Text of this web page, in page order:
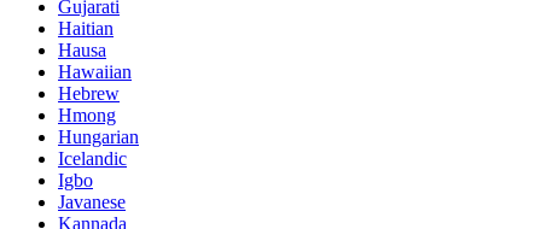
Gujarati
Haitian
Hausa
Hawaiian
Hebrew
Hmong
Hungarian
Icelandic
Igbo
Javanese
Kannada